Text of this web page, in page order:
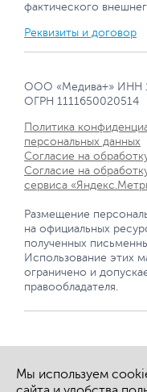
фактического
Реквизиты и договор
ООО «Медива+» ИНН
ОГРН 1111650020514
Политика
персональных данных
Согласие на
Согласие на
сервиса
Размещение
на официальных
полученных
Использование этих
ограничено и
правообладателя.
Мы используем